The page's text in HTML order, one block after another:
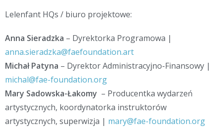
Lelenfant HQs / biuro projektowe:
Anna Sieradzka – Dyrektorka Programowa |
anna.sieradzka@faefoundation.art
Michał Patyna – Dyrektor Administracyjno-Finansowy |
michal@fae-foundation.org
Mary Sadowska-Łakomy – Producentka wydarzeń
artystycznych, koordynatorka instruktorów
artystycznych, superwizja | mary@fae-foundation.org